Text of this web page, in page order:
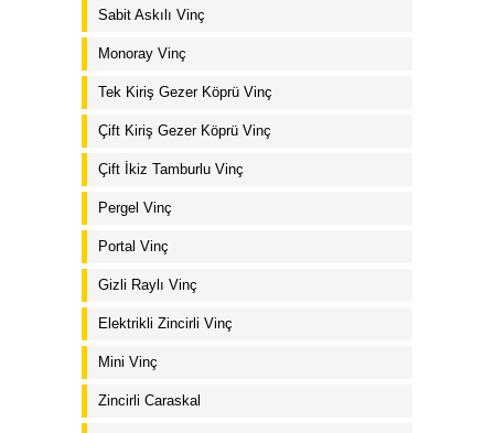
Sabit Askılı Vinç
Monoray Vinç
Tek Kiriş Gezer Köprü Vinç
Çift Kiriş Gezer Köprü Vinç
Çift İkiz Tamburlu Vinç
Pergel Vinç
Portal Vinç
Gizli Raylı Vinç
Elektrikli Zincirli Vinç
Mini Vinç
Zincirli Caraskal